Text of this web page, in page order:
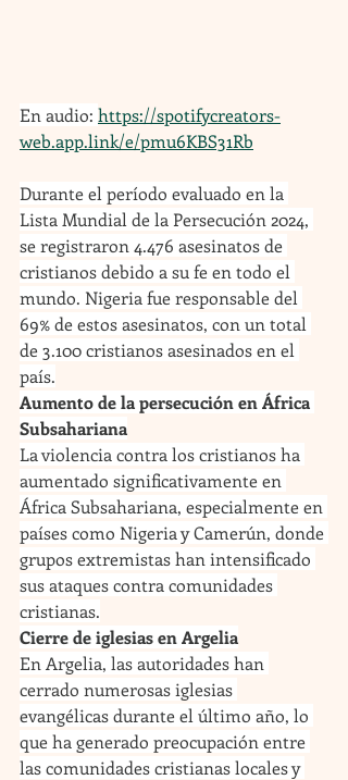
En audio: https://spotifycreators-
web.app.link/e/pmu6KBS31Rb
Durante el período evaluado en la
Lista Mundial de la Persecución 2024,
se registraron 4.476 asesinatos de
cristianos debido a su fe en todo el
mundo. Nigeria fue responsable del
69% de estos asesinatos, con un total
de 3.100 cristianos asesinados en el
país.
Aumento de la persecución en África
Subsahariana
La violencia contra los cristianos ha
aumentado significativamente en
África Subsahariana, especialmente en
países como Nigeria y Camerún, donde
grupos extremistas han intensificado
sus ataques contra comunidades
cristianas.
Cierre de iglesias en Argelia
En Argelia, las autoridades han
cerrado numerosas iglesias
evangélicas durante el último año, lo
que ha generado preocupación entre
las comunidades cristianas locales y